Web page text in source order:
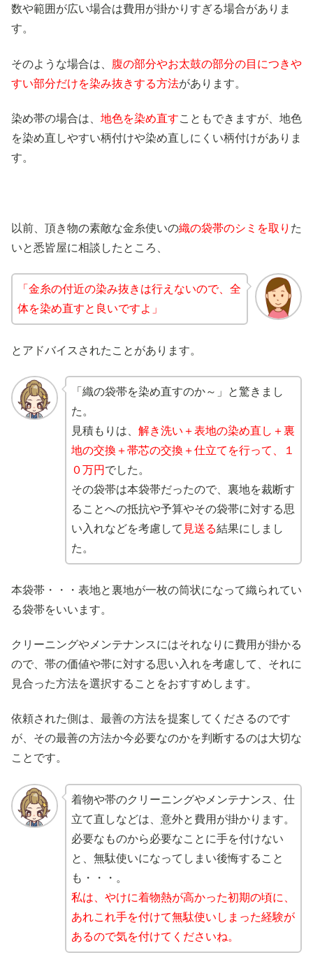
数や範囲が広い場合は費用が掛かりすぎる場合がありま
す。
そのような場合は、 腹の部分やお太鼓の部分の目につきや
すい部分だけを染み抜きする方法があります。
染め帯の場合は、 地色を染め直すこともできますが、地色
を染め直しやすい柄付けや染め直しにくい柄付けがありま
す。
以前、頂き物の素敵な金糸使いの織の袋帯のシミを取り た
いと悉皆屋に相談したところ、
「金糸の付近の染み抜きは行えないので、全
体を染め直すと良いですよ」
とアドバイスされたことがあります。
「織の袋帯を染め直すのか～」と驚きまし
た。
見積もりは、 解き洗い＋表地の染め直し＋裏
地の交換＋帯芯の交換＋仕立てを行って、１
０万円 でした。
その袋帯は本袋帯だったので、裏地を裁断す
ることへの抵抗や予算やその袋帯に対する思
い入れなどを考慮して 見送る結果にしまし
た。
本袋帯・・・表地と裏地が一枚の筒状になって織られてい
る袋帯をいいます。
クリーニングやメンテナンスにはそれなりに費用が掛かる
ので、帯の価値や帯に対する思い入れを考慮して、それに
見合った方法を選択することをおすすめします。
依頼された側は、最善の方法を提案してくださるのです
が、その最善の方法か今必要なのかを判断するのは大切な
ことです。
着物や帯のクリーニングやメンテナンス、仕
立て直しなどは、意外と費用が掛かります。
必要なものから必要なことに手を付けない
と、無駄使いになってしまい後悔すること
も・・・。
私は、やけに着物熱が高かった初期の頃に、
あれこれ手を付けて無駄使いしまった経験が
あるので気を付けてくださいね。